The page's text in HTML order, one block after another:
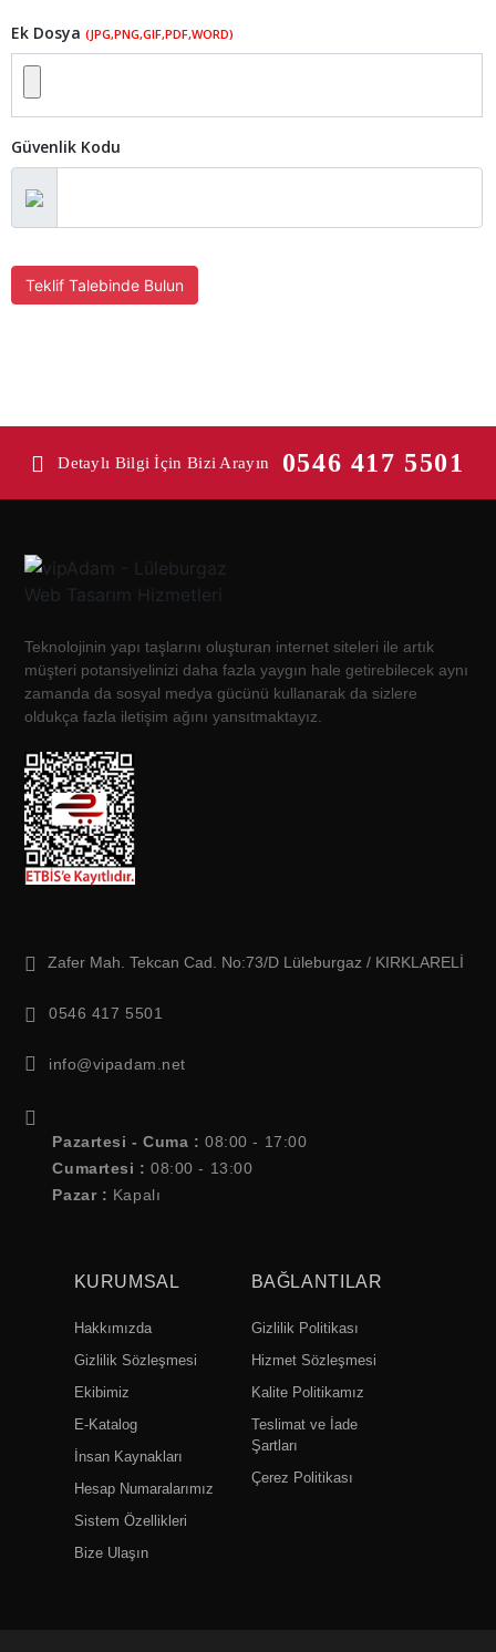
Ek Dosya (JPG,PNG,GIF,PDF,WORD)
Güvenlik Kodu
Teklif Talebinde Bulun
Detaylı Bilgi İçin Bizi Arayın 0546 417 5501
Teknolojinin yapı taşlarını oluşturan internet siteleri ile artık
müşteri potansiyelinizi daha fazla yaygın hale getirebilecek aynı
zamanda da sosyal medya gücünü kullanarak da sizlere
oldukça fazla iletişim ağını yansıtmaktayız.
Zafer Mah. Tekcan Cad. No:73/D Lüleburgaz / KIRKLARELİ
0546 417 5501
info@vipadam.net
Pazartesi - Cuma :08:00 - 17:00
Cumartesi : 08:00 - 13:00
Pazar : Kapalı
KURUMSAL
Hakkımızda
Gizlilik Sözleşmesi
Ekibimiz
E-Katalog
İnsan Kaynakları
Hesap Numaralarımız
Sistem Özellikleri
Bize Ulaşın
BAĞLANTILAR
Gizlilik Politikası
Hizmet Sözleşmesi
Kalite Politikamız
Teslimat ve İade
Şartları
Çerez Politikası